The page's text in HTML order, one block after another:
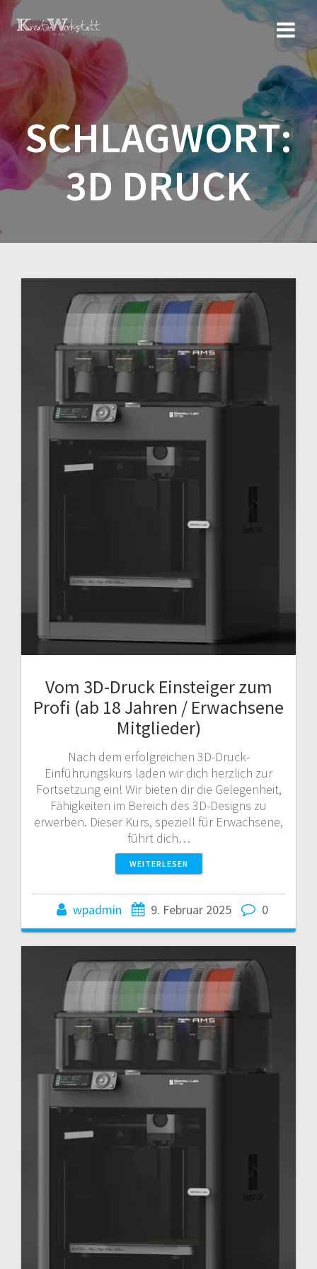
SCHLAGWORT:
3D DRUCK
Vom 3D-Druck Einsteiger zum
Profi (ab 18 Jahren / Erwachsene
Mitglieder)
Nach dem erfolgreichen 3D-Druck-
Einführungskurs laden wir dich herzlich zur
Fortsetzung ein! Wir bieten dir die Gelegenheit,
Fähigkeiten im Bereich des 3D-Designs zu
erwerben. Dieser Kurs, speziell für Erwachsene,
führt dich…
WEITERLESEN
wpadmin 9. Februar 2025 0